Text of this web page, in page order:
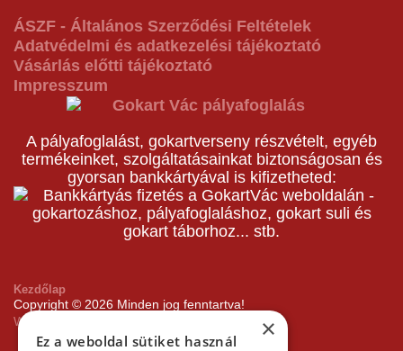
ÁSZF - Általános Szerződési Feltételek
Adatvédelmi és adatkezelési tájékoztató
Vásárlás előtti tájékoztató
Impresszum
A pályafoglalást, gokartverseny részvételt, egyéb
termékeinket, szolgáltatásainkat biztonságosan és
gyorsan bankkártyával is kifizetheted:
Kezdőlap
Copyright © 2026 Minden jog fenntartva!
Websiker Ügynökség - Richard27.hu Kft.
×
Ez a weboldal sütiket használ